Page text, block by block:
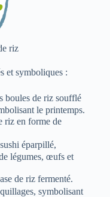
riz
et symboliques :
boules de riz soufflé
le printemps.
riz en forme de
éparpillé,
légumes, œufs et
de riz fermenté.
symbolisant